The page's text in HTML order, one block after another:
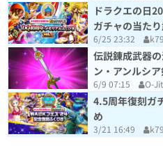
ドラクエの日
ガチャの当た
6/25 23:32
伝説錬成武器
ン・アンルシ
6/9 07:15 O-
4.5周年復刻ガ
め
3/21 16:49